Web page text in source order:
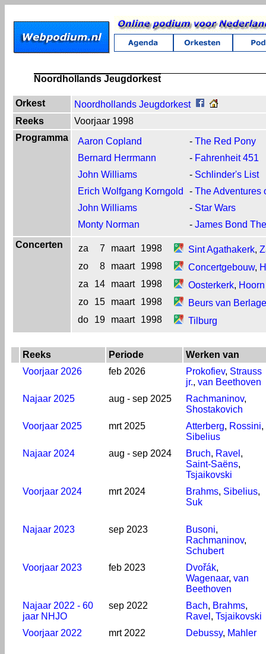
Noordhollands Jeugdorkest
Orkest
Noordhollands Jeugdorkest
Reeks
Voorjaar 1998
Programma
Aaron Copland - The Red Pony
Bernard Herrmann
- Fahrenheit 451
John Williams
- Schlinder's List
Erich Wolfgang Korngold
- The Adventures
John Williams
- Star Wars
Monty Norman
- James Bond
Concerten
za 7 maart 1998 Sint Agathakerk,
zo
8 maart 1998 Concertgebouw,
za
14 maart 1998 Oosterkerk, Hoorn
zo
15 maart 1998
Beurs van Berlage
do
19 maart 1998 Tilburg
Reeks Periode
Werken van
Voorjaar 2026
feb 2026 Prokofiev, Strauss
jr., van Beethoven
Najaar 2025
aug - sep 2025 Rachmaninov,
Shostakovich
Voorjaar 2025
mrt 2025 Atterberg, Rossini,
Sibelius
Najaar 2024
aug - sep 2024 Bruch, Ravel ,
Saint-Saëns,
Tsjaikovski
Voorjaar 2024
mrt 2024 Brahms, Sibelius,
Suk
Najaar 2023 sep 2023 Busoni,
Rachmaninov,
Schubert
Voorjaar 2023
feb 2023 Dvořák,
Wagenaar, van
Beethoven
Najaar 2022 - 60
jaar NHJO
sep 2022 Bach, Brahms,
Ravel , Tsjaikovski
Voorjaar 2022
mrt 2022 Debussy, Mahler